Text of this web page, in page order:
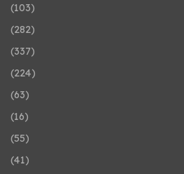
(103)
(282)
(337)
(224)
(63)
(16)
(55)
(41)